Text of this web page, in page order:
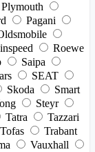
Plymouth
Pagani
Roewe
Saipa
SEAT
Skoda
Smart
Steyr
Tatra
Tazzari
Tofas
Trabant
Vauxhall